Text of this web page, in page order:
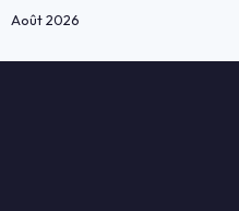
Août 2026